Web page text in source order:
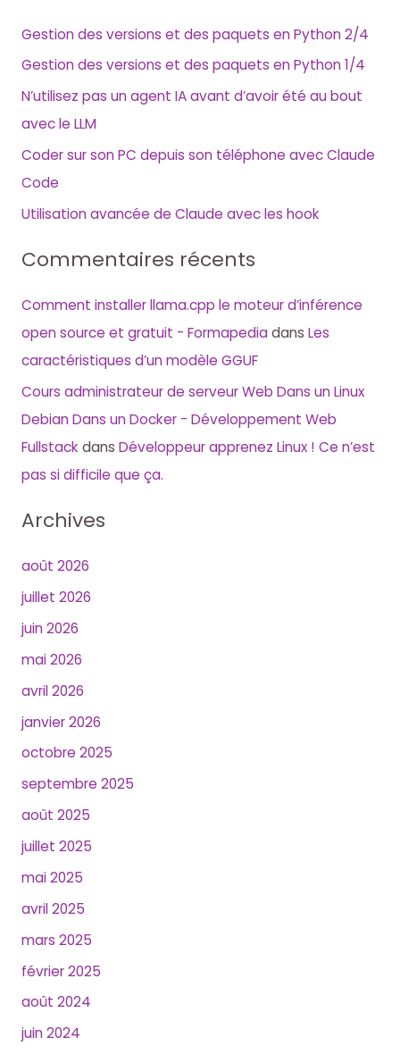
Gestion des versions et des paquets en Python 2/4
Gestion des versions et des paquets en Python 1/4
N’utilisez pas un agent IA avant d’avoir été au bout
avec le LLM
Coder sur son PC depuis son téléphone avec Claude
Code
Utilisation avancée de Claude avec les hook
Commentaires récents
Comment installer llama.cpp le moteur d’inférence
open source et gratuit - Formapediadans Les
caractéristiques d’un modèle GGUF
Cours administrateur de serveur Web Dans un Linux
Debian Dans un Docker - Développement Web
Fullstack dans Développeur apprenez Linux ! Ce n’est
pas si difficile que ça.
Archives
août 2026
juillet 2026
juin 2026
mai 2026
avril 2026
janvier 2026
octobre 2025
septembre 2025
août 2025
juillet 2025
mai 2025
avril 2025
mars 2025
février 2025
août 2024
juin 2024